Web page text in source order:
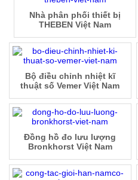
Nhà phân phối thiết bị
THEBEN Việt Nam
Bộ điều chỉnh nhiệt kĩ
thuật số Vemer Việt Nam
Đồng hồ đo lưu lượng
Bronkhorst Việt Nam